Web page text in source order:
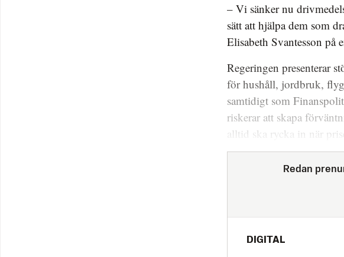
– Vi sänker nu
sätt att hjälpa dem som
Elisabeth Svantesson på
Regeringen presenterar
för hushåll, jordbruk,
samtidigt som
riskerar att skapa
alltid ska rycka in när
Redan
DIGITAL